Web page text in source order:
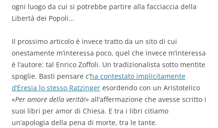
ogni luogo da cui si potrebbe partire alla facciaccia della
Libertà dei Popoli…
Il prossimo articolo è invece tratto da un sito di cui
onestamente m’interessa poco, quel che invece m’interessa
è l’autore: tal Enrico Zoffoli. Un tradizionalista sotto mentite
spoglie. Basti pensare c’ha contestato implicitamente
d’Eresia lo stesso Ratzinger esordendo con un Aristotelico
«Per amore della verità!» all’affermazione che avesse scritto i
suoi libri per amor di Chiesa. E tra i libri citiamo
un’apologia della pena di morte, tra le tante.